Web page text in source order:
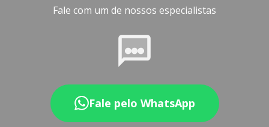
Fale com um de nossos especialistas
Fale pelo WhatsApp